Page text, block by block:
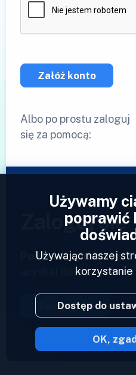
Załóż konto
Albo po prostu zaloguj
się za pomocą:
Zaloguj się
Posiadasz już konto?
uzyskaj dostęp do
Zaloguj się
2023 ©
Używamy
poprawić
Używając naszej
Dostęp do
OK,